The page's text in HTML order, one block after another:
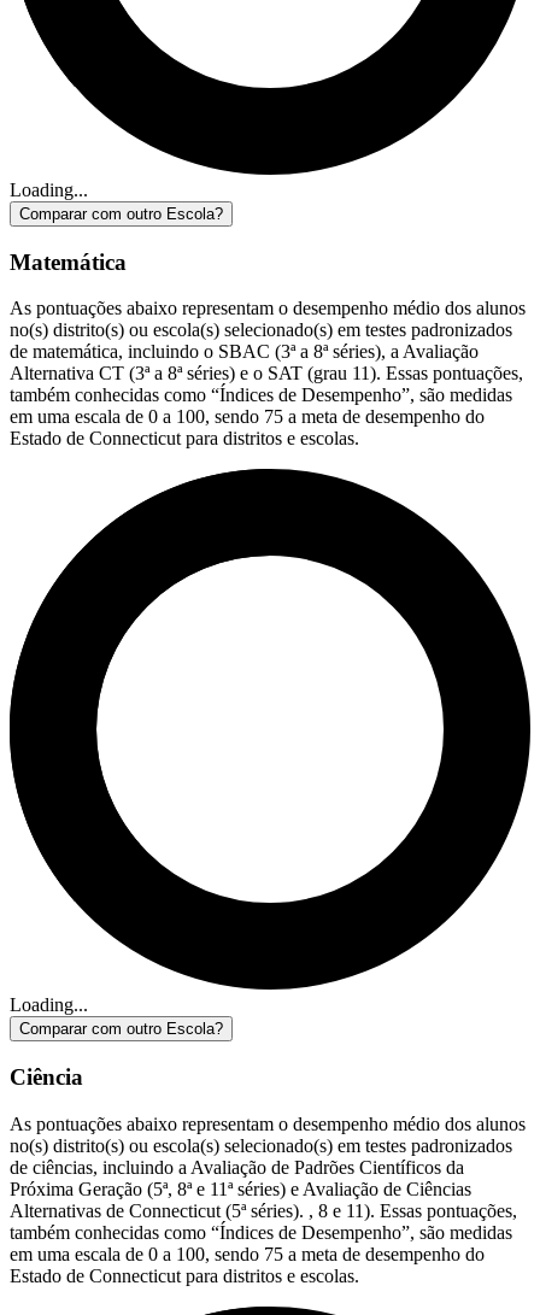
Loading...
Comparar com outro Escola?
Matemática
As pontuações abaixo representam o desempenho médio dos alunos
no(s) distrito(s) ou escola(s) selecionado(s) em testes padronizados
de matemática, incluindo o SBAC (3ª a 8ª séries), a Avaliação
Alternativa CT (3ª a 8ª séries) e o SAT (grau 11). Essas pontuações,
também conhecidas como “Índices de Desempenho”, são medidas
em uma escala de 0 a 100, sendo 75 a meta de desempenho do
Estado de Connecticut para distritos e escolas.
Loading...
Comparar com outro Escola?
Ciência
As pontuações abaixo representam o desempenho médio dos alunos
no(s) distrito(s) ou escola(s) selecionado(s) em testes padronizados
de ciências, incluindo a Avaliação de Padrões Científicos da
Próxima Geração (5ª, 8ª e 11ª séries) e Avaliação de Ciências
Alternativas de Connecticut (5ª séries). , 8 e 11). Essas pontuações,
também conhecidas como “Índices de Desempenho”, são medidas
em uma escala de 0 a 100, sendo 75 a meta de desempenho do
Estado de Connecticut para distritos e escolas.